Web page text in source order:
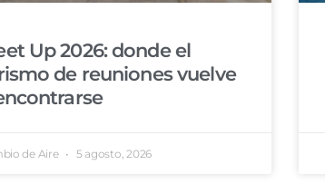
Up 2026: donde el
de reuniones vuelve
de Aire 5 agosto, 2026